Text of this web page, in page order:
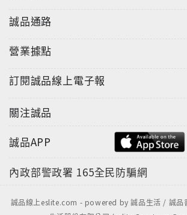
誠品通路
營業據點
訂閱誠品線上電子報
關注誠品
誠品APP
內政部警政署 165全民防騙網
誠品線上eslite.com - powered by 誠品生活 / 誠品